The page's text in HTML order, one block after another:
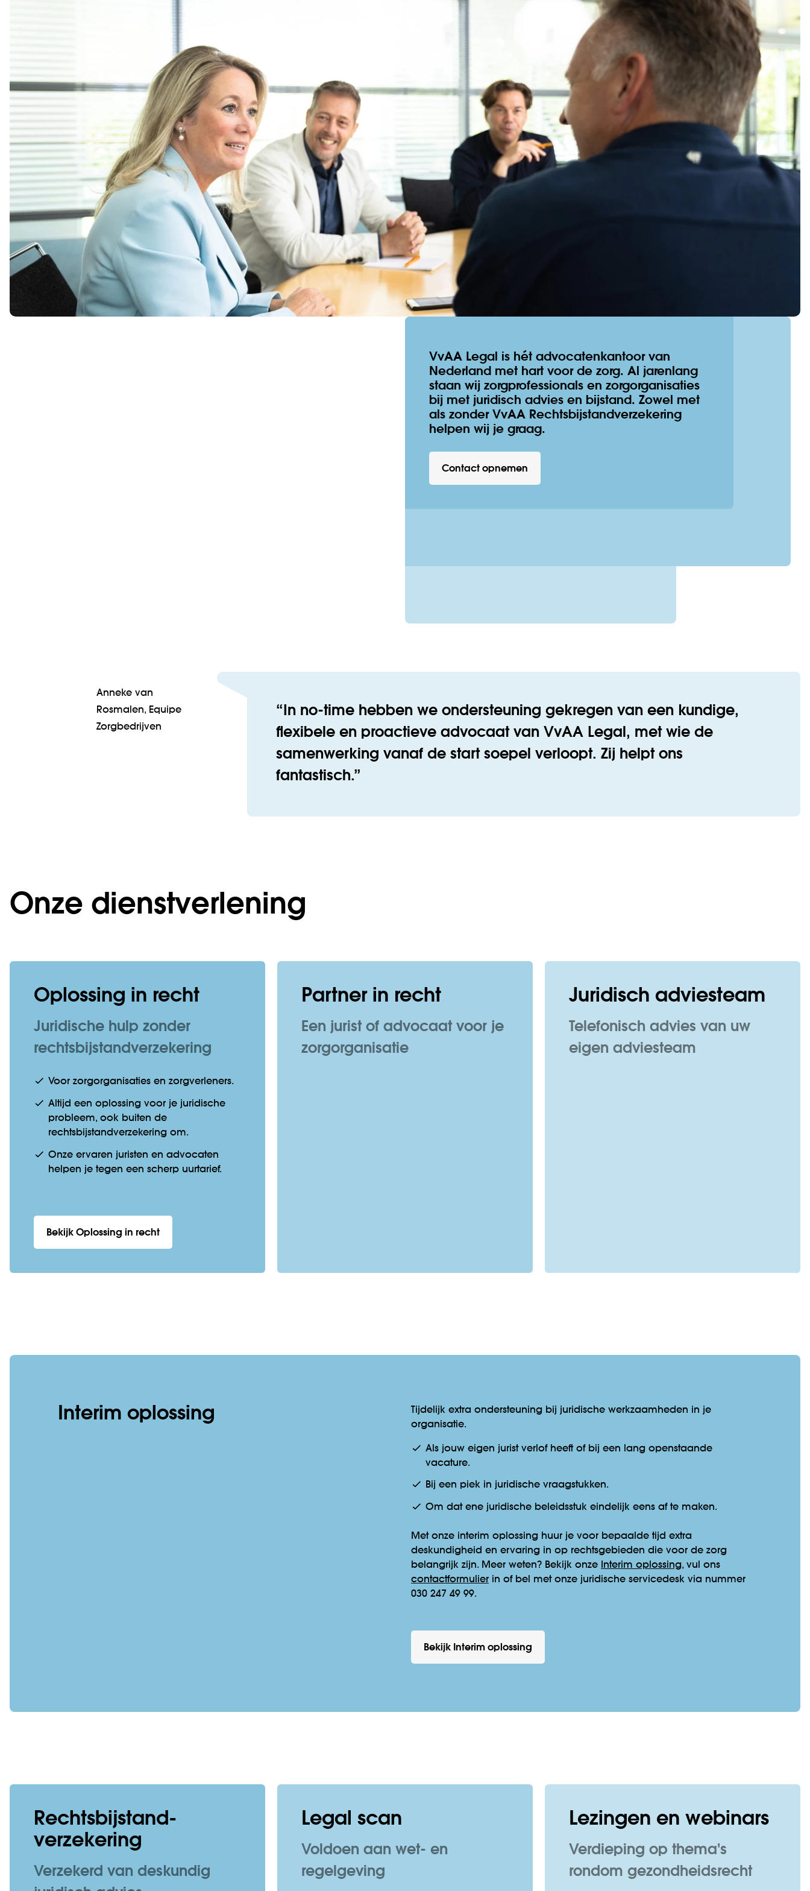
VvAA Legal is hét advocatenkantoor van
Nederland met hart voor de zorg. Al jarenlang
staan wij zorgprofessionals en zorgorganisaties
bij met juridisch advies en bijstand. Zowel met
als zonder VvAA Rechtsbijstandverzekering
helpen wij je graag.
Contact opnemen
Anneke van
Rosmalen, Equipe
Zorgbedrijven
In no-time hebben we ondersteuning gekregen van een kundige,
flexibele en proactieve advocaat van VvAA Legal, met wie de
samenwerking vanaf de start soepel verloopt. Zij helpt ons
fantastisch.
Onze dienstverlening
Oplossing in recht
Juridische hulp zonder
rechtsbijstandverzekering
Voor zorgorganisaties en zorgverleners.
Altijd een oplossing voor je juridische
probleem, ook buiten de
rechtsbijstandverzekering om.
Onze ervaren juristen en advocaten
helpen je tegen een scherp uurtarief.
Bekijk Oplossing in recht
Partner in recht
Een jurist of advocaat voor je
zorgorganisatie
Juridisch adviesteam
Telefonisch advies van uw
eigen adviesteam
Interim oplossing
Tijdelijk extra ondersteuning bij juridische werkzaamheden in je
organisatie.
Als jouw eigen jurist verlof heeft of bij een lang openstaande
vacature.
Bij een piek in juridische vraagstukken.
Om dat ene juridische beleidsstuk eindelijk eens af te maken.
Met onze interim oplossing huur je voor bepaalde tijd extra
deskundigheid en ervaring in op rechtsgebieden die voor de zorg
belangrijk zijn. Meer weten? Bekijk onze Interim oplossing, vul ons
contactformulier in of bel met onze juridische servicedesk via nummer
030 247 49 99.
Bekijk Interim oplossing
Rechtsbijstand­
verzekering
Verzekerd van deskundig
Legal scan
Voldoen aan wet- en
regelgeving
Lezingen en webinars
Verdieping op thema's
rondom gezondheidsrecht